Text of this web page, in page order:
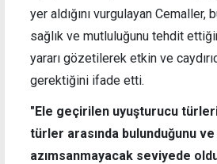
yer aldığını vurgulayan Cemaller,
sağlık ve mutluluğunu tehdit
yararı gözetilerek etkin ve
gerektiğini ifade etti.
"Ele geçirilen uyuşturucu
türler arasında bulunduğunu ve
azımsanmayacak seviyede